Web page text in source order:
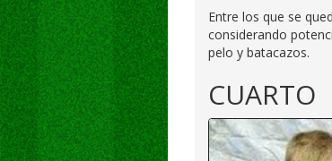
Entre los que se
considerando
pelo y batacazos.
CUARTO